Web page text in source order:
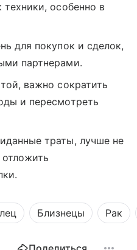
техники, особенно в
для покупок и сделок,
партнерами.
важно сократить
и пересмотреть
траты, лучше не
отложить
Близнецы Рак